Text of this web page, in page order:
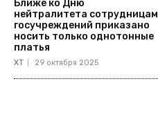
Ближе ко Дню
нейтралитета сотрудницам
госучреждений приказано
носить только однотонные
платья
ХТ 29 октября 2025